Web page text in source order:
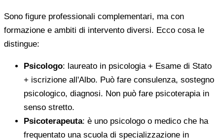
Sono figure professionali complementari, ma con
formazione e ambiti di intervento diversi. Ecco cosa le
distingue:
Psicologo: laureato in psicologia + Esame di Stato
+ iscrizione all'Albo. Può fare consulenza, sostegno
psicologico, diagnosi. Non può fare psicoterapia in
senso stretto.
Psicoterapeuta: è uno psicologo o medico che ha
frequentato una scuola di specializzazione in